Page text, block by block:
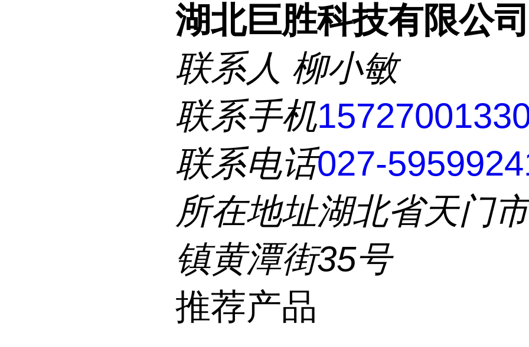
湖北巨胜科技有限公司
联系人 柳小敏
联系手机
联系电话027-
所在地址湖北省天门
镇黄潭街35号
推荐产品